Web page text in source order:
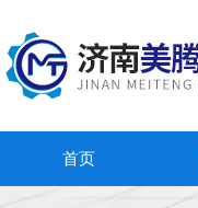
首页